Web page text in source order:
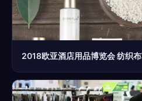
2018欧亚酒店用品博览会 纺织